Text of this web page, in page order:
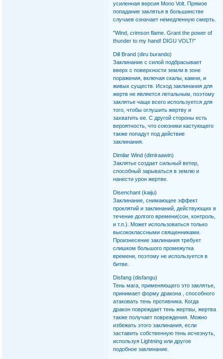
усиленная версия Mono Volt. Прямое
попадание заклятья в большинстве
случаев означает немедленную смерть.
"Wind, crimson flame. Grant the power of
thunder to my hand! DIGU VOLT!"
Dill Brand (diru burando)
Заклинание с силой подбрасывает
вверх с поверхности земли в зоне
поражения, включая скалы, камни, и
живых существ. Исход заклинания для
жертв не является летальным, поэтому
заклятье чаще всего используется для
того, чтобы оглушить жертву и
захватить ее. С другой стороны есть
вероятность, что союзники кастующего
также попадут под действие
заклинания.
Dimilar Wind (dimiraawin)
Заклятье создает сильный ветер,
способный зарываться в землю и
нанести урон жертве.
Disenchant (kaiju)
Заклинание, снимающее эффект
проклятий и заклинаний, действующих в
течение долгого времени(сон, контроль,
и т.п.). Может использоваться только
высококлассными священниками.
Произнесение заклинания требует
слишком большого промежутка
времени, поэтому не используется в
битве.
Disfang (disfangu)
Тень мага, применяющего это заклятье,
принимает форму дракона , способного
атаковать тень противника. Когда
дракон повреждает тень жертвы, жертва
также получает повреждения. Можно
избежать этого заклинания, если
заставить собственную тень исчезнуть,
используя Lightning или другое
подобное заклинание.